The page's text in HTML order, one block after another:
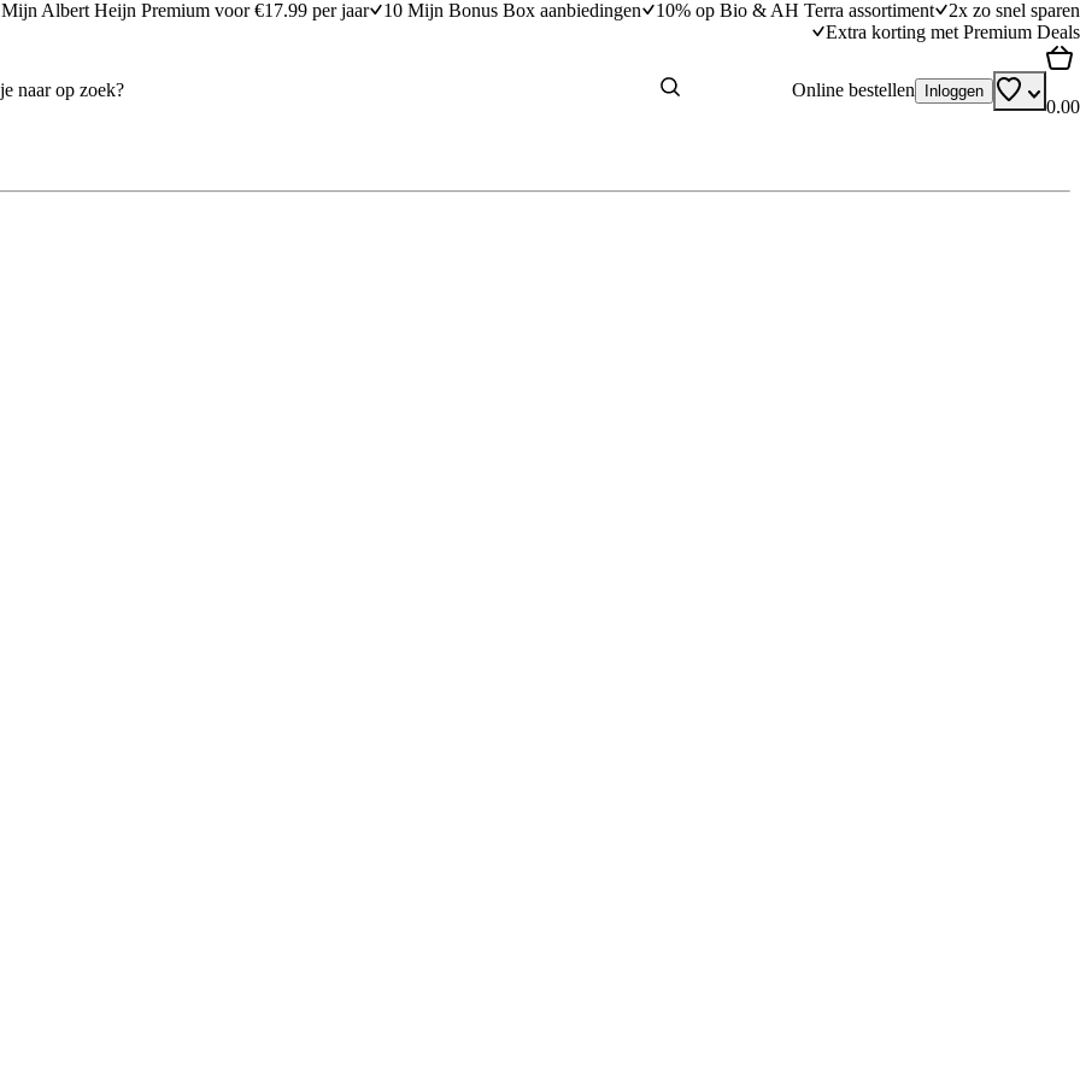
Mijn Albert Heijn Premium voor €17.99 per jaar 10 Mijn Bonus Box aanbiedingen 10% op Bio & AH Terra assortiment
2x zo snel sparen
Extra korting met Premium Deals
Online bestellen Inloggen
0.00